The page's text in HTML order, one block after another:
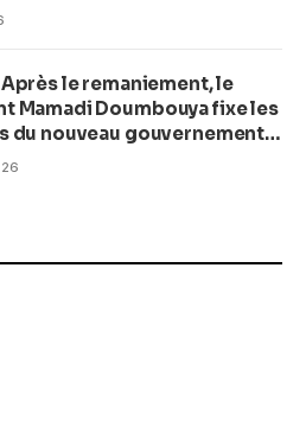
Après le remaniement, le
Mamadi Doumbouya fixe les
du nouveau gouvernement